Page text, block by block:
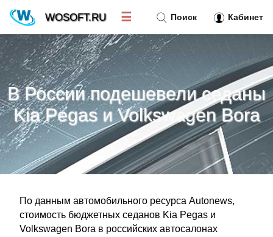
В России подешевели седаны
Kia Pegas и Volkswagen Bora
По данным автомобильного ресурса Autonews,
стоимость бюджетных седанов Kia Pegas и
Volkswagen Bora в российских автосалонах
Поиск Кабинет
WOSOFT.RU ☰
Новости»
Тренд новостей »
Рубрики»
Правила»
Контакт»